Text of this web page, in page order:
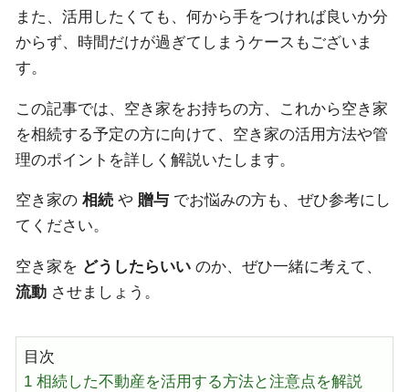
また、活用したくても、何から手をつければ良いか分
からず、時間だけが過ぎてしまうケースもございま
す。
この記事では、空き家をお持ちの方、これから空き家
を相続する予定の方に向けて、空き家の活用方法や管
理のポイントを詳しく解説いたします。
空き家の 相続や 贈与でお悩みの方も、ぜひ参考にし
てください。
空き家を どうしたらいいのか、ぜひ一緒に考えて、
流動させましょう。
目次
1 相続した不動産を活用する方法と注意点を解説